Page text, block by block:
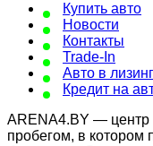
Купить авто
Новости
Контакты
Trade-In
Авто в лизинг
Кредит на
ARENA4.BY — центр
пробегом, в котором